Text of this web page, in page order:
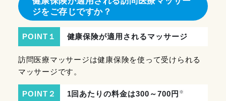
ジをご存じですか？
POINT１ 健康保険が適用されるマッサージ
訪問医療マッサージは健康保険を使って受けられる
マッサージです。
POINT２ 1回あたりの料金は300～700円 ※